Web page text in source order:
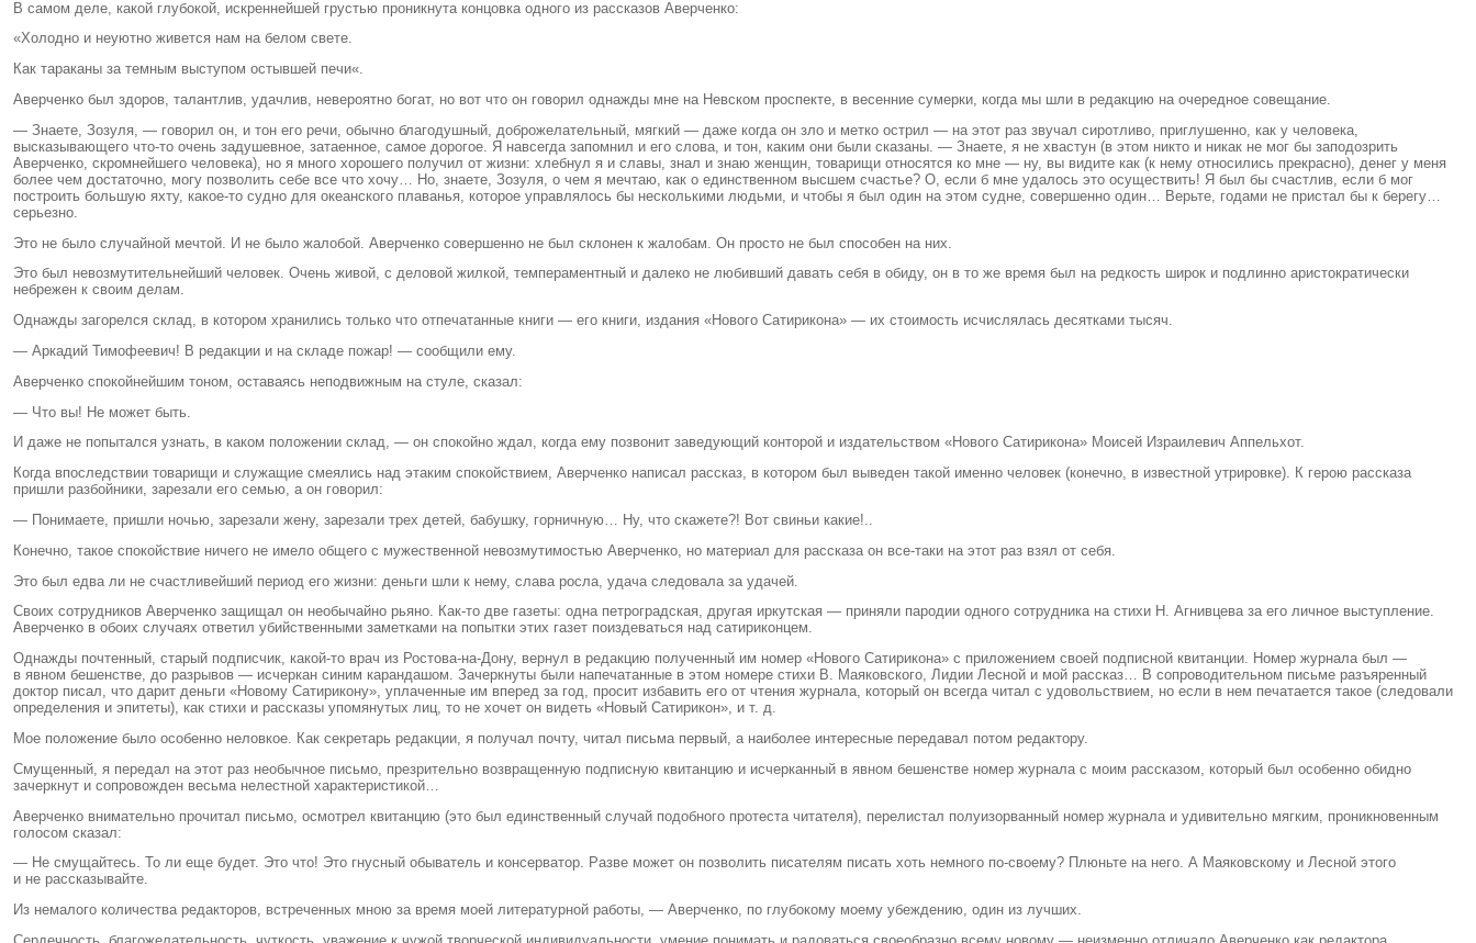
В самом деле, какой глубокой, искреннейшей грустью проникнута концовка одного из рассказов Аверченко:
«Холодно и неуютно живется нам на белом свете.
Как тараканы за темным выступом остывшей печи«.
Аверченко был здоров, талантлив, удачлив, невероятно богат, но вот что он говорил однажды мне на Невском проспекте, в весенние сумерки, когда мы шли в редакцию на очередное совещание.
— Знаете, Зозуля, — говорил он, и тон его речи, обычно благодушный, доброжелательный, мягкий — даже когда он зло и метко острил — на этот раз звучал сиротливо, приглушенно, как у человека,
высказывающего что-то очень задушевное, затаенное, самое дорогое. Я навсегда запомнил и его слова, и тон, каким они были сказаны. — Знаете, я не хвастун (в этом никто и никак не мог бы заподозрить
Аверченко, скромнейшего человека), но я много хорошего получил от жизни: хлебнул я и славы, знал и знаю женщин, товарищи относятся ко мне — ну, вы видите как (к нему относились прекрасно), денег у меня
более чем достаточно, могу позволить себе все что хочу… Но, знаете, Зозуля, о чем я мечтаю, как о единственном высшем счастье? О, если б мне удалось это осуществить! Я был бы счастлив, если б мог
построить большую яхту, какое-то судно для океанского плаванья, которое управлялось бы несколькими людьми, и чтобы я был один на этом судне, совершенно один… Верьте, годами не пристал бы к берегу…
серьезно.
Это не было случайной мечтой. И не было жалобой. Аверченко совершенно не был склонен к жалобам. Он просто не был способен на них.
Это был невозмутительнейший человек. Очень живой, с деловой жилкой, темпераментный и далеко не любивший давать себя в обиду, он в то же время был на редкость широк и подлинно аристократически
небрежен к своим делам.
Однажды загорелся склад, в котором хранились только что отпечатанные книги — его книги, издания «Нового Сатирикона» — их стоимость исчислялась десятками тысяч.
— Аркадий Тимофеевич! В редакции и на складе пожар! — сообщили ему.
Аверченко спокойнейшим тоном, оставаясь неподвижным на стуле, сказал:
— Что вы! Не может быть.
И даже не попытался узнать, в каком положении склад, — он спокойно ждал, когда ему позвонит заведующий конторой и издательством «Нового Сатирикона» Моисей Израилевич Аппельхот.
Когда впоследствии товарищи и служащие смеялись над этаким спокойствием, Аверченко написал рассказ, в котором был выведен такой именно человек (конечно, в известной утрировке). К герою рассказа
пришли разбойники, зарезали его семью, а он говорил:
— Понимаете, пришли ночью, зарезали жену, зарезали трех детей, бабушку, горничную… Ну, что скажете?! Вот свиньи какие!..
Конечно, такое спокойствие ничего не имело общего с мужественной невозмутимостью Аверченко, но материал для рассказа он все-таки на этот раз взял от себя.
Это был едва ли не счастливейший период его жизни: деньги шли к нему, слава росла, удача следовала за удачей.
Своих сотрудников Аверченко защищал он необычайно рьяно. Как-то две газеты: одна петроградская, другая иркутская — приняли пародии одного сотрудника на стихи Н. Агнивцева за его личное выступление.
Аверченко в обоих случаях ответил убийственными заметками на попытки этих газет поиздеваться над сатириконцем.
Однажды почтенный, старый подписчик, какой-то врач из Ростова-на-Дону, вернул в редакцию полученный им номер «Нового Сатирикона» с приложением своей подписной квитанции. Номер журнала был —
в явном бешенстве, до разрывов — исчеркан синим карандашом. Зачеркнуты были напечатанные в этом номере стихи В. Маяковского, Лидии Лесной и мой рассказ… В сопроводительном письме разъяренный
доктор писал, что дарит деньги «Новому Сатирикону», уплаченные им вперед за год, просит избавить его от чтения журнала, который он всегда читал с удовольствием, но если в нем печатается такое (следовали
определения и эпитеты), как стихи и рассказы упомянутых лиц, то не хочет он видеть «Новый Сатирикон», и т. д.
Мое положение было особенно неловкое. Как секретарь редакции, я получал почту, читал письма первый, а наиболее интересные передавал потом редактору.
Смущенный, я передал на этот раз необычное письмо, презрительно возвращенную подписную квитанцию и исчерканный в явном бешенстве номер журнала с моим рассказом, который был особенно обидно
зачеркнут и сопровожден весьма нелестной характеристикой…
Аверченко внимательно прочитал письмо, осмотрел квитанцию (это был единственный случай подобного протеста читателя), перелистал полуизорванный номер журнала и удивительно мягким, проникновенным
голосом сказал:
— Не смущайтесь. То ли еще будет. Это что! Это гнусный обыватель и консерватор. Разве может он позволить писателям писать хоть немного по-своему? Плюньте на него. А Маяковскому и Лесной этого
и не рассказывайте.
Из немалого количества редакторов, встреченных мною за время моей литературной работы, — Аверченко, по глубокому моему убеждению, один из лучших.